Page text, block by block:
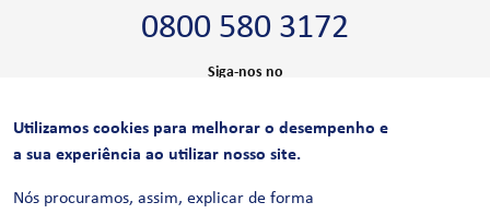
0800 580 3172
Siga-nos no
CERTIFICAÇÕES
Utilizamos cookies para melhorar o desempenho e
a sua experiência ao utilizar nosso site.
Nós procuramos, assim, explicar de forma